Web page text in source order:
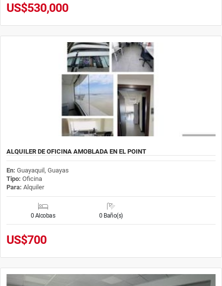
US$530,000
ALQUILER DE OFICINA AMOBLADA EN EL POINT
En: Guayaquil, Guayas
Tipo: Oficina
Para: Alquiler
0 Alcobas 0 Baño(s)
US$700